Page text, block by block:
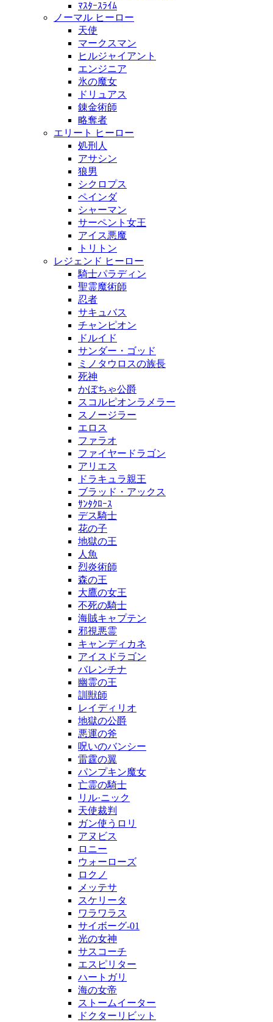
ﾏｽﾀｰｽﾗｲﾑ
ノーマル ヒーロー
天使
マークスマン
ヒルジャイアント
エンジニア
氷の魔女
ドリュアス
錬金術師
略奪者
エリート ヒーロー
処刑人
アサシン
狼男
シクロプス
ペインダ
シャーマン
サーペント女王
アイス悪魔
トリトン
レジェンド ヒーロー
騎士パラディン
聖霊魔術師
忍者
サキュバス
チャンピオン
ドルイド
サンダー・ゴッド
ミノタウロスの族長
死神
かぼちゃ公爵
スコルピオンラメラー
スノージラー
エロス
ファラオ
ファイヤードラゴン
アリエス
ドラキュラ親王
ブラッド・アックス
ｻﾝﾀｸﾛｰｽ
デス騎士
花の子
地獄の王
人魚
烈炎術師
森の王
大鷹の女王
不死の騎士
海賊キャプテン
邪視悪霊
キャンディカネ
アイスドラゴン
バレンチナ
幽霊の王
訓獣師
レイディリオ
地獄の公爵
悪運の斧
呪いのバンシー
雷霆の翼
パンプキン魔女
亡霊の騎士
リル·ニック
天使裁判
ガン使うロリ
アヌビス
ロニー
ウォーローズ
ロクノ
メッテサ
スケリータ
ワラワラス
サイボーグ-01
光の女神
サスコーチ
エスピリター
ハートガリ
海の女帝
ストームイーター
ドクターリビット